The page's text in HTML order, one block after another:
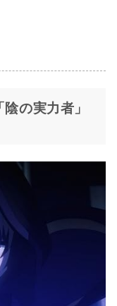
の実力者」